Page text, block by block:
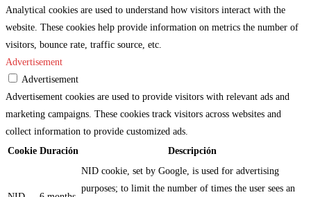
Analytical cookies are used to understand how visitors interact with the
website. These cookies help provide information on metrics the number of
visitors, bounce rate, traffic source, etc.
Advertisement
Advertisement
Advertisement cookies are used to provide visitors with relevant ads and
marketing campaigns. These cookies track visitors across websites and
collect information to provide customized ads.
Cookie Duración Descripción
NID cookie, set by Google, is used for advertising
purposes; to limit the number of times the user sees an